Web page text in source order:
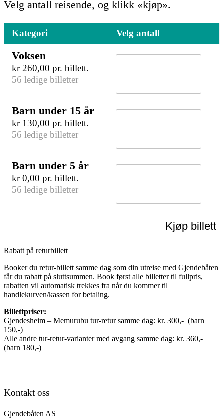
Velg antall reisende, og klikk «kjøp».
Kategori Velg antall
Voksen
kr260,00 pr. billett.
56 ledige billetter
Barn under 15 år
kr130,00 pr. billett.
56 ledige billetter
Barn under 5 år
kr0,00 pr. billett.
56 ledige billetter
Kjøp billett
Rabatt på returbillett
Booker du retur-billett samme dag som din utreise med Gjendebåten
får du rabatt på sluttsummen. Book først alle billetter til fullpris,
rabatten vil automatisk trekkes fra når du kommer til
handlekurven/kassen for betaling.
Billettpriser:
Gjendesheim – Memurubu tur-retur samme dag: kr. 300,- (barn
150,-)
Alle andre tur-retur-varianter med avgang samme dag: kr. 360,-
(barn 180,-)
Kontakt oss
Gjendebåten AS